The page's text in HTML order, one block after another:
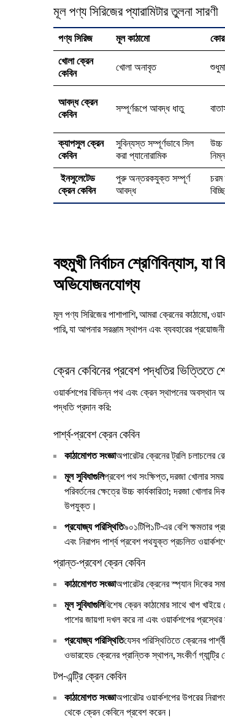
মূল পণ্য সিরিজের প্যারামিটার তুলনা সারণী
পণ্য সিরিজ মূল কাঠামো
খোলা ক্রেন
কেবিন খোলা অনাবৃত
আবদ্ধ ক্রেন
কেবিন সম্পূর্ণরূপে আবদ্ধ ধাতু
ক্যাপসুল ক্রেন
কেবিন
সুবিন্যস্ত সম্পূর্ণভাবে সিল
করা প্যানোরামিক
ইনসুলেটেড
ক্রেন কেবিন
পুরু অন্তরকযুক্ত সম্পূর্ণ
আবদ্ধ
বহুমুখী নির্বাচন শ্রেণিবিন্যাস,
অভিযোজনযোগ্য
মূল পণ্য সিরিজের পাশাপাশি, আমরা ক্রেনের কাঠামো,
পারি, যা আপনার সরঞ্জাম স্থাপন এবং ব্যবহারের
ক্রেন কেবিনের প্রবেশ পদ্ধতির ভিত্তিতে
ওয়ার্কশপের বিভিন্ন পথ এবং ক্রেন স্থাপনের অবস্থান
পদ্ধতি প্রদান করি:
পার্শ্ব-প্রবেশ ক্রেন কেবিন
কাঠামোগত সংজ্ঞাঅপারেটর ক্রেনের ট্রলি চলাচলের
মূল সুবিধাগুলিপ্রবেশ পথ সংক্ষিপ্ত, দরজা খোলার সময়
পরিবর্তনের ক্ষেত্রে উচ্চ কার্যকারিতা; দরজা
উপযুক্ত।
প্রযোজ্য পরিস্থিতি৯০১টিপি১টি-এর বেশি ক্ষমতার
এবং নিরাপদ পার্শ্ব প্রবেশ পথযুক্ত প্রচলিত
প্রান্ত-প্রবেশ ক্রেন কেবিন
কাঠামোগত সংজ্ঞাঅপারেটর ক্রেনের স্প্যান দিকের
মূল সুবিধাগুলিবিশেষ ক্রেন কাঠামোর সাথে খাপ
পাশের জায়গা দখল করে না এবং ওয়ার্কশপের প্রস্থের
প্রযোজ্য পরিস্থিতিযেসব পরিস্থিতিতে ক্রেনের
ওভারহেড ক্রেনের প্রান্তিক স্থাপন, সংকীর্ণ
টপ-এন্ট্রি ক্রেন কেবিন
কাঠামোগত সংজ্ঞাঅপারেটর ওয়ার্কশপের উপরের
থেকে ক্রেন কেবিনে প্রবেশ করেন।